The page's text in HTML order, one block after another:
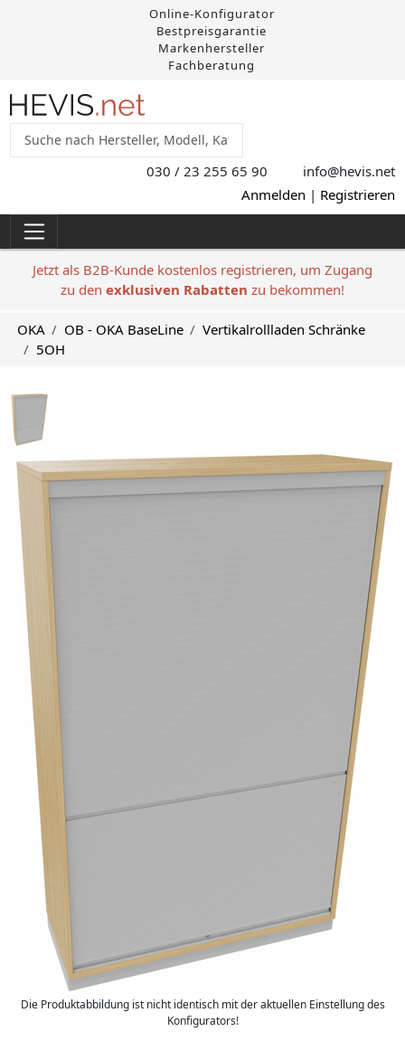
Online-Konfigurator
Bestpreisgarantie
Markenhersteller
Fachberatung
030 / 23 255 65 90 info@hevis.net
Anmelden | Registrieren
Jetzt als B2B-Kunde kostenlos registrieren, um Zugang
zu den exklusiven Rabatten zu bekommen!
OKA OB - OKA BaseLine
Vertikalrollladen Schränke
5OH
Die Produktabbildung ist nicht identisch mit der aktuellen Einstellung des
Konfigurators!